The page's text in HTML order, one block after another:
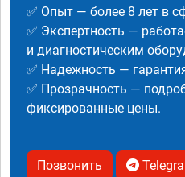
✅ Опыт — более 8 лет в
✅ Экспертность —
и диагностическим
✅ Надежность —
✅ Прозрачность —
фиксированные цены.
Позвонить